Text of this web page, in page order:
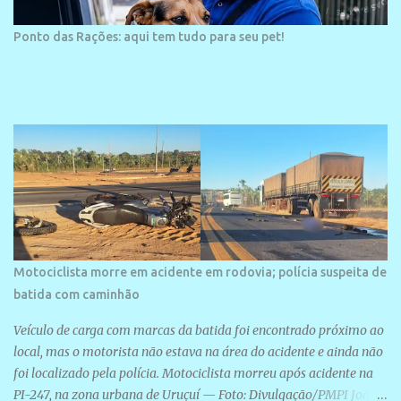
Ponto das Rações: aqui tem tudo para seu pet!
Motociclista morre em acidente em rodovia; polícia suspeita de
batida com caminhão
Veículo de carga com marcas da batida foi encontrado próximo ao
local, mas o motorista não estava na área do acidente e ainda não
foi localizado pela polícia. Motociclista morreu após acidente na
PI-247, na zona urbana de Uruçuí — Foto: Divulgação/PMPI João